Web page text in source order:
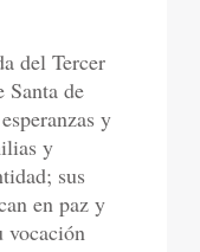
del Tercer
de
y
y
sus
en paz y
vocación